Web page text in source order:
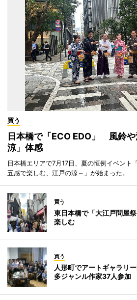
買う
日本橋で「ECO EDO」 風鈴
涼」体感
日本橋エリアで7月17日、夏の恒例イベント
五感で楽しむ、江戸の涼～」が始まった。
買う
東日本橋で「大江戸問屋
楽しむ
買う
人形町でアートギャラリ
多ジャンル作家37人参加